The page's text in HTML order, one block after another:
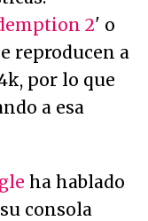
2' o
reproducen a
por lo que
a esa
ha hablado
consola